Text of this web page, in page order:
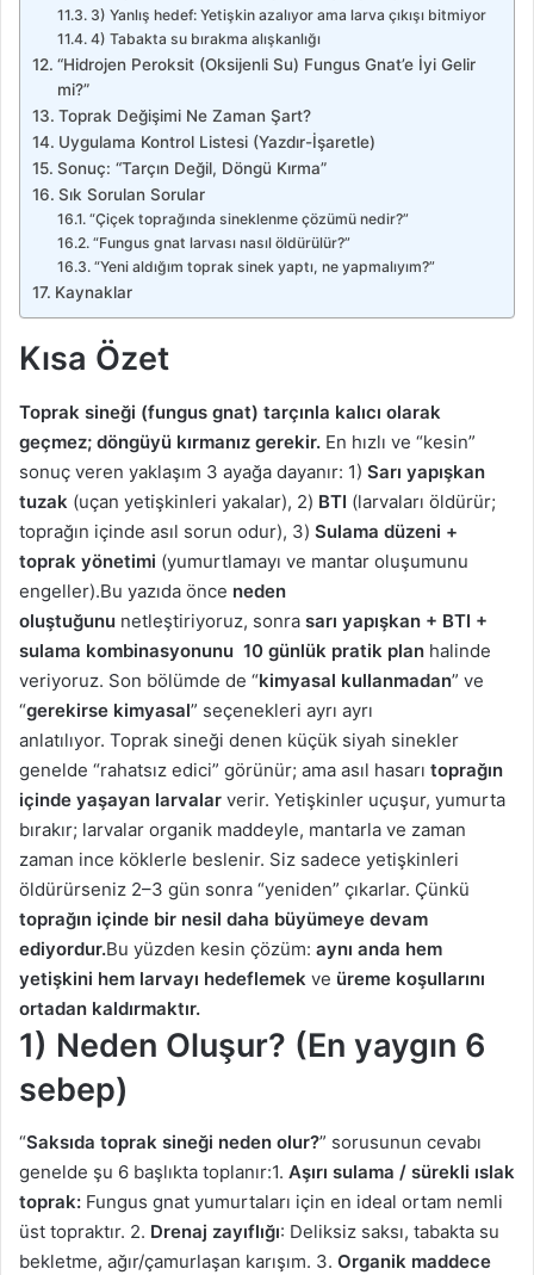
3) Yanlış hedef: Yetişkin azalıyor ama larva çıkışı bitmiyor
4) Tabakta su bırakma alışkanlığı
“Hidrojen Peroksit (Oksijenli Su) Fungus Gnat’e İyi Gelir
mi?”
Toprak Değişimi Ne Zaman Şart?
Uygulama Kontrol Listesi (Yazdır-İşaretle)
Sonuç: “Tarçın Değil, Döngü Kırma”
Sık Sorulan Sorular
“Çiçek toprağında sineklenme çözümü nedir?”
“Fungus gnat larvası nasıl öldürülür?”
“Yeni aldığım toprak sinek yaptı, ne yapmalıyım?”
Kaynaklar
Kısa Özet
Toprak sineği (fungus gnat) tarçınla kalıcı olarak
geçmez; döngüyü kırmanız gerekir. En hızlı ve “kesin”
sonuç veren yaklaşım 3 ayağa dayanır: 1) Sarı yapışkan
tuzak (uçan yetişkinleri yakalar), 2) BTI (larvaları öldürür;
toprağın içinde asıl sorun odur), 3) Sulama düzeni +
toprak yönetimi (yumurtlamayı ve mantar oluşumunu
engeller).Bu yazıda önce neden
oluştuğunu netleştiriyoruz, sonra sarı yapışkan + BTI +
sulama kombinasyonunu 10 günlük pratik plan halinde
veriyoruz. Son bölümde de “kimyasal kullanmadan” ve
“gerekirse kimyasal” seçenekleri ayrı ayrı
anlatılıyor. Toprak sineği denen küçük siyah sinekler
genelde “rahatsız edici” görünür; ama asıl hasarı toprağın
içinde yaşayan larvalar verir. Yetişkinler uçuşur, yumurta
bırakır; larvalar organik maddeyle, mantarla ve zaman
zaman ince köklerle beslenir. Siz sadece yetişkinleri
öldürürseniz 2–3 gün sonra “yeniden” çıkarlar. Çünkü
toprağın içinde bir nesil daha büyümeye devam
ediyordur.Bu yüzden kesin çözüm: aynı anda hem
yetişkini hem larvayı hedeflemek ve üreme koşullarını
ortadan kaldırmaktır.
1) Neden Oluşur? (En yaygın 6
sebep)
“Saksıda toprak sineği neden olur?” sorusunun cevabı
genelde şu 6 başlıkta toplanır:1. Aşırı sulama / sürekli ıslak
toprak: Fungus gnat yumurtaları için en ideal ortam nemli
üst topraktır. 2. Drenaj zayıflığı: Deliksiz saksı, tabakta su
bekletme, ağır/çamurlaşan karışım. 3. Organik maddece